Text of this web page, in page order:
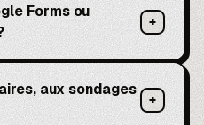
Forms ou
+
aux sondages
+